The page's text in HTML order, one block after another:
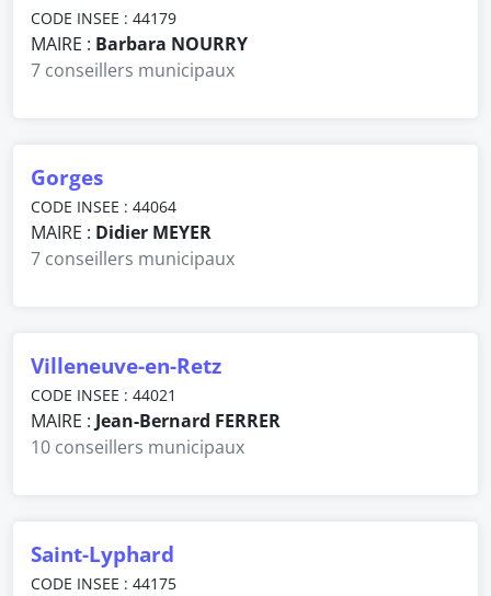
CODE INSEE : 44179
MAIRE : Barbara NOURRY
7 conseillers municipaux
Gorges
CODE INSEE : 44064
MAIRE : Didier MEYER
7 conseillers municipaux
Villeneuve-en-Retz
CODE INSEE : 44021
MAIRE : Jean-Bernard FERRER
10 conseillers municipaux
Saint-Lyphard
CODE INSEE : 44175